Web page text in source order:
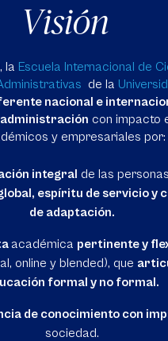
Visión
, la Escuela Internacional de
de la
nacional e
con impacto
y
integral de las
espíritu de servicio y
de adaptación.
académica pertinente y
online y blended), que
formal y no formal.
de conocimiento con
sociedad.